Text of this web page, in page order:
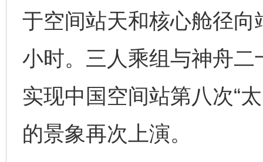
于空间站天和核心舱径
小时。三人乘组与神舟
实现中国空间站第八次“
的景象再次上演。